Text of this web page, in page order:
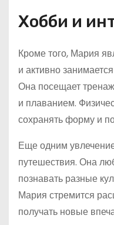
Хобби и
Кроме того, Мария
и активно
Она посещает
и плаванием.
сохранять форму и
Еще одним
путешествия. Она
познавать разные
Мария стремится
получать новые